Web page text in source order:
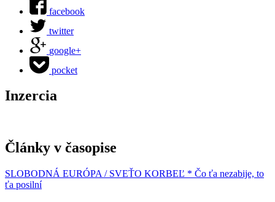
facebook
twitter
google+
pocket
Inzercia
Články v časopise
SLOBODNÁ EURÓPA / SVEŤO KORBEĽ * Čo ťa nezabije, to
ťa posilní